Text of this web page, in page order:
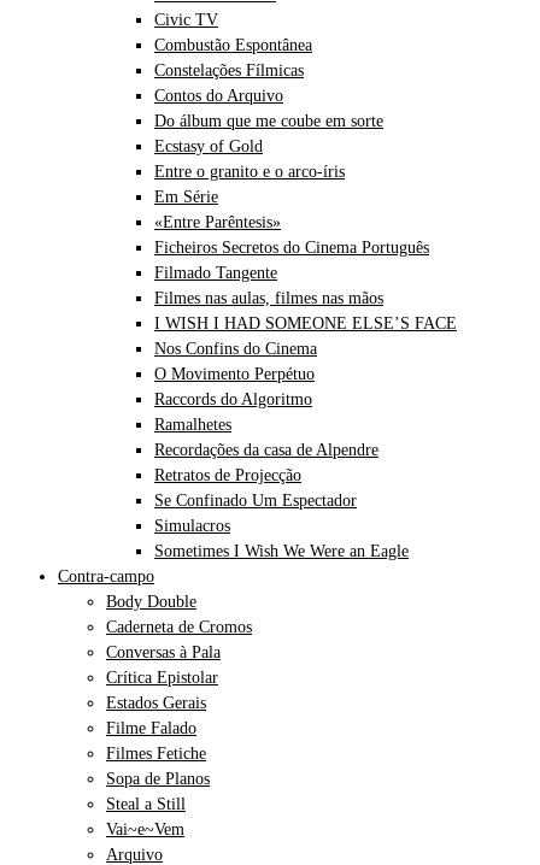
Civic TV
Combustão Espontânea
Constelações Fílmicas
Contos do Arquivo
Do álbum que me coube em sorte
Ecstasy of Gold
Entre o granito e o arco-íris
Em Série
«Entre Parêntesis»
Ficheiros Secretos do Cinema Português
Filmado Tangente
Filmes nas aulas, filmes nas mãos
I WISH I HAD SOMEONE ELSE’S FACE
Nos Confins do Cinema
O Movimento Perpétuo
Raccords do Algoritmo
Ramalhetes
Recordações da casa de Alpendre
Retratos de Projecção
Se Confinado Um Espectador
Simulacros
Sometimes I Wish We Were an Eagle
Contra-campo
Body Double
Caderneta de Cromos
Conversas à Pala
Crítica Epistolar
Estados Gerais
Filme Falado
Filmes Fetiche
Sopa de Planos
Steal a Still
Vai~e~Vem
Arquivo